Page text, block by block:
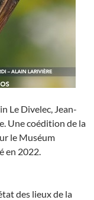
Le Divelec, Jean-
Une coédition de la
le Muséum
en 2022.
des lieux de la